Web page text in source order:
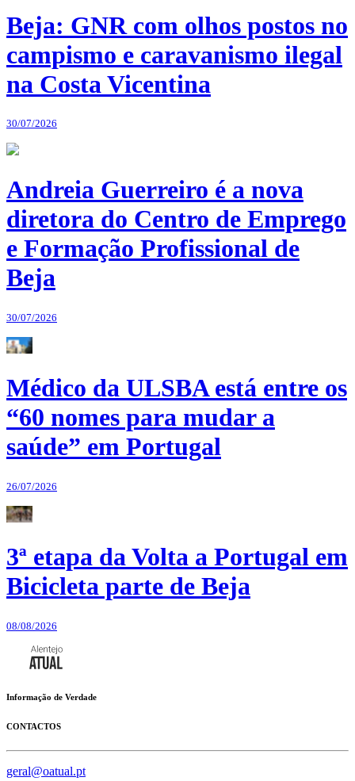
Beja: GNR com olhos postos no
campismo e caravanismo ilegal
na Costa Vicentina
30/07/2026
Andreia Guerreiro é a nova
diretora do Centro de Emprego
e Formação Profissional de
Beja
30/07/2026
Médico da ULSBA está entre os
“60 nomes para mudar a
saúde” em Portugal
26/07/2026
3ª etapa da Volta a Portugal em
Bicicleta parte de Beja
08/08/2026
Informação de Verdade
CONTACTOS
geral@oatual.pt